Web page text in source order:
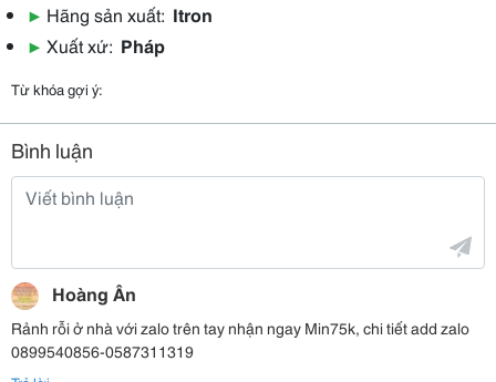
▶ Hãng sản xuất: Itron
▶ Xuất xứ: Pháp
Từ khóa gợi ý:
Bình luận
Hoàng Ân
Rảnh rỗi ở nhà với zalo trên tay nhận ngay Min75k, chi tiết add zalo
0899540856-0587311319